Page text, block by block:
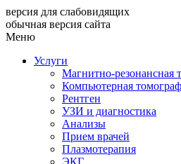
версия для слабовидящих
обычная версия сайта
Меню
Услуги
Магнитно-
Компьютерная
Рентген
УЗИ и диагностика
Анализы
Прием врачей
Плазмотерапия
ЭКГ